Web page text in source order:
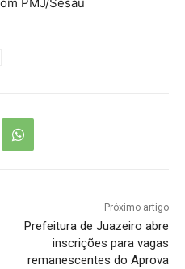
Próximo artigo
Prefeitura de Juazeiro abre
inscrições para vagas
remanescentes do Aprova